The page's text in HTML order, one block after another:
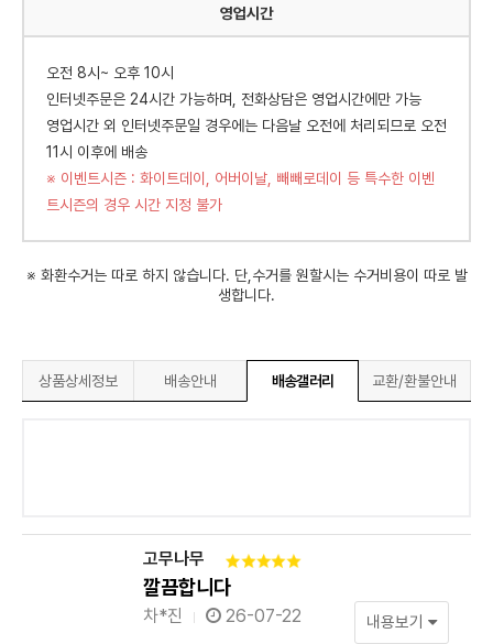
영업시간
오전 8시~ 오후 10시
인터넷주문은 24시간 가능하며, 전화상담은 영업시간에만 가능
영업시간 외 인터넷주문일 경우에는 다음날 오전에 처리되므로 오전
11시 이후에 배송
※ 이벤트시즌 : 화이트데이, 어버이날, 빼빼로데이 등 특수한 이벤
트시즌의 경우 시간 지정 불가
※ 화환수거는 따로 하지 않습니다. 단,수거를 원할시는 수거비용이 따로 발
생합니다.
상품상세정보 배송안내 배송갤러리 교환/환불안내
고무나무
깔끔합니다
차*진 26-07-22 내용보기